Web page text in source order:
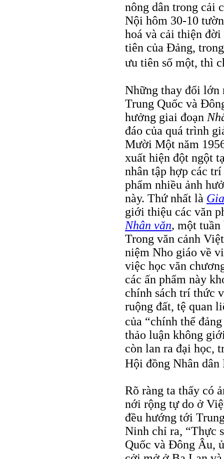
nông dân trong cải
Nội hôm 30-10
hoá và cải thiện đời
tiên của Đảng,
ưu tiên số một, thì
Những thay đổi lớn
Trung Quốc và
hưởng giai đoạn
đáo của quá trình
Mười Một năm
xuất hiện đột ngột
nhân tập hợp các
phẩm nhiều ảnh
này. Thứ nhất là
giới thiệu các văn
Nhân văn, một tuần
Trong văn cảnh
niệm Nho giáo về
việc học văn
các ấn phẩm này
chính sách trí thức
ruộng đất, tệ quan
của “chính thể
thảo luận không
còn lan ra đại học,
Hội đồng Nhân
Rõ ràng ta thấy có
nới rộng tự do ở
đều hướng tới
Ninh chỉ ra, “Thực
Quốc và Đông Âu,